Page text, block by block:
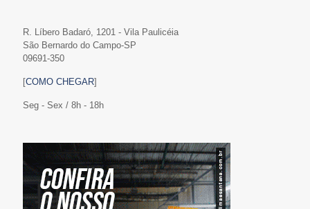
R. Líbero Badaró, 1201 - Vila Paulicéia
São Bernardo do Campo-SP
09691-350
[COMO CHEGAR]
Seg - Sex / 8h - 18h